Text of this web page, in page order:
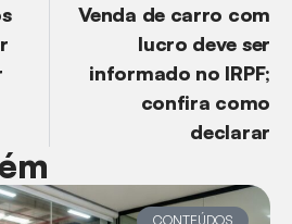
Venda de carro com
lucro deve ser
informado no IRPF;
confira como
declarar
CONTEÚDOS